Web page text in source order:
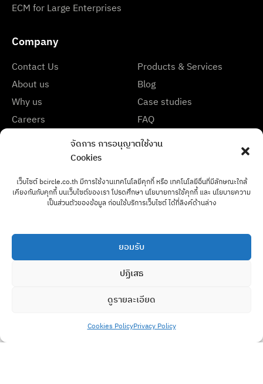
จัดการ การอนุญาตใช้งาน
Cookies
เว็บไซต์ bcircle.co.th มีการใช้งานเทคโนโลยีคุกกี้ หรือ เทคโนโลยีอื่นที่มีลักษณะใกล้
เคียงกันกับคุกกี้ บนเว็บไซต์ของเรา โปรดศึกษา นโยบายการใช้คุกกี้ และ นโยบายความ
เป็นส่วนตัวของข้อมูล ก่อนใช้บริการเว็บไซต์ ได้ที่ลิงค์ด้านล่าง
ยอมรับ
ปฏิเสธ
ดูรายละเอียด
Cookies PolicyPrivacy Policy
ECM for Large Enterprises
Company
Contact Us
About us
Why us
Careers
Partners & Certifications
Products & Services
Blog
Case studies
FAQ
319 Chamchuri Square, Room 24070, 24/F, Phayathai Road,
Subdistrict Pathumwan, District Pathumwan, Bangkok 10330
Facebook